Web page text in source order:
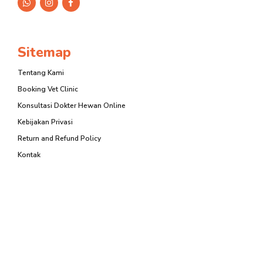
Sitemap
Tentang Kami
Booking Vet Clinic
Konsultasi Dokter Hewan Online
Kebijakan Privasi
Return and Refund Policy
Kontak